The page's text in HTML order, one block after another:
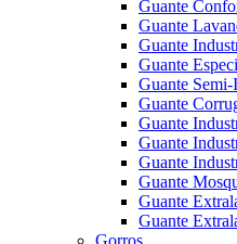
Guante
Guante
Guante
Guante
Guante
Guante
Guante
Guante
Guante
Guante
Guante
Guante